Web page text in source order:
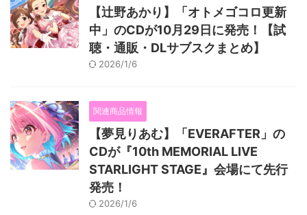
【辻野あかり】「オトメゴコロ更新
中」のCDが10月29日に発売！【試
聴・通販・DLサブスクまとめ】
2026/1/6
関連商品情報
【夢見りあむ】「EVERAFTER」の
CDが『10th MEMORIAL LIVE
STARLIGHT STAGE』会場にて先行
発売！
2026/1/6